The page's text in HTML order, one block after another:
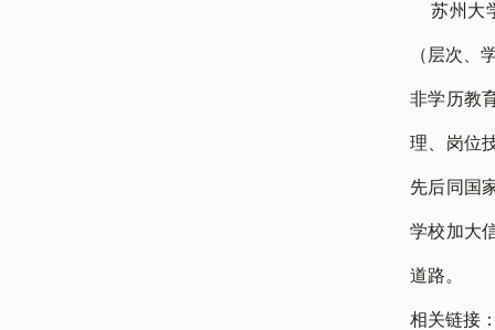
苏州大
（层次、
非学历教
理、岗位
先后同国
学校加大
道路。
相关链接